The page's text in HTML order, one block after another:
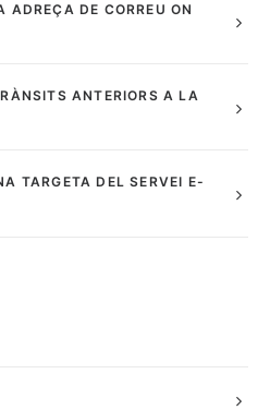
DE CORREU ON
ANTERIORS A LA
TARGETA DEL SERVEI E-